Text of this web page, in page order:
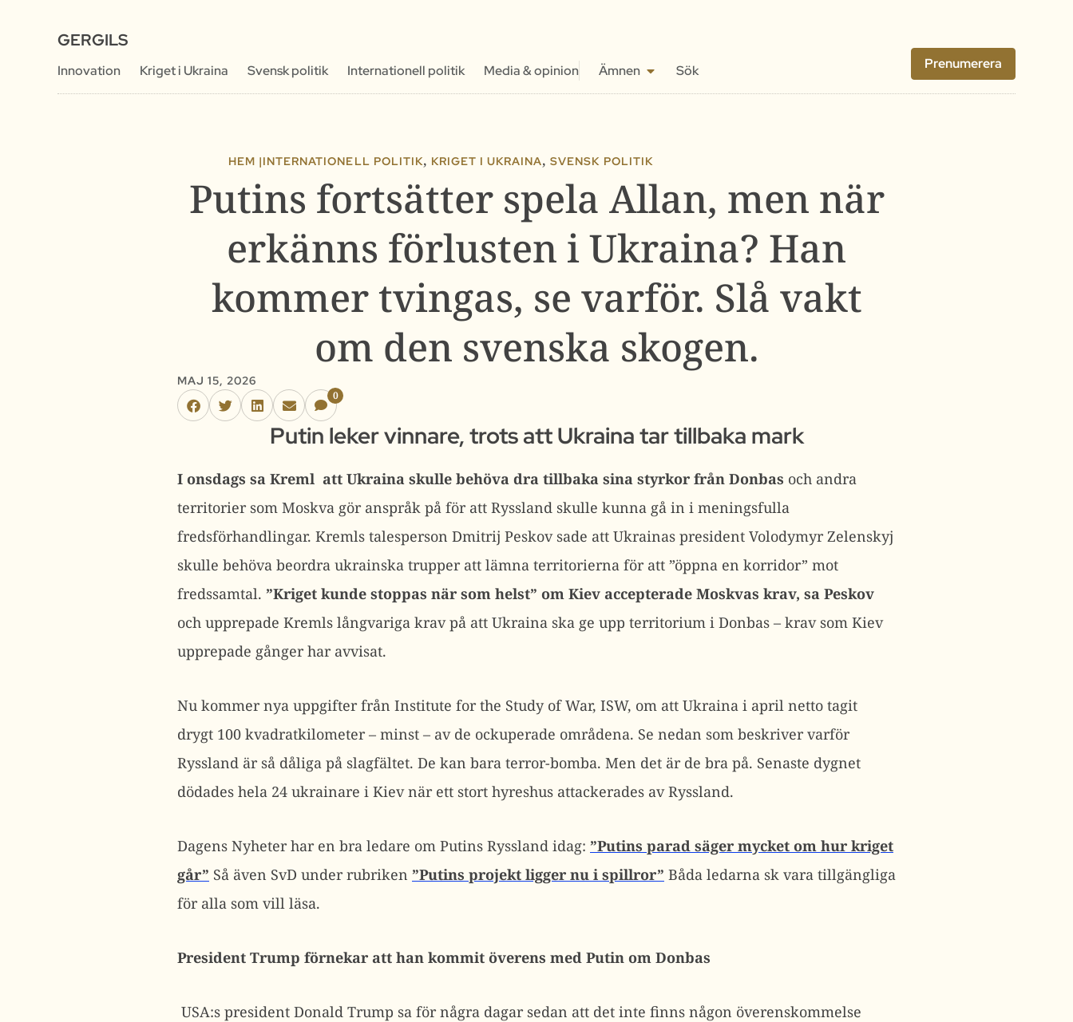
GERGILS
Innovation Kriget i Ukraina Svensk politik Internationell politik Media & opinion Ämnen Sök Prenumerera
HEM |INTERNATIONELL POLITIK, KRIGET I UKRAINA, SVENSK POLITIK
Putins fortsätter spela Allan, men när
erkänns förlusten i Ukraina? Han
kommer tvingas, se varför. Slå vakt
om den svenska skogen.
MAJ 15, 2026
0
Putin leker vinnare, trots att Ukraina tar tillbaka mark
I onsdags sa Kreml att Ukraina skulle behöva dra tillbaka sina styrkor från Donbas och andra
territorier som Moskva gör anspråk på för att Ryssland skulle kunna gå in i meningsfulla
fredsförhandlingar. Kremls talesperson Dmitrij Peskov sade att Ukrainas president Volodymyr Zelenskyj
skulle behöva beordra ukrainska trupper att lämna territorierna för att ”öppna en korridor” mot
fredssamtal. ”Kriget kunde stoppas när som helst” om Kiev accepterade Moskvas krav, sa Peskov
och upprepade Kremls långvariga krav på att Ukraina ska ge upp territorium i Donbas – krav som Kiev
upprepade gånger har avvisat.
Nu kommer nya uppgifter från Institute for the Study of War, ISW, om att Ukraina i april netto tagit
drygt 100 kvadratkilometer – minst – av de ockuperade områdena. Se nedan som beskriver varför
Ryssland är så dåliga på slagfältet. De kan bara terror-bomba. Men det är de bra på. Senaste dygnet
dödades hela 24 ukrainare i Kiev när ett stort hyreshus attackerades av Ryssland.
Dagens Nyheter har en bra ledare om Putins Ryssland idag: ”Putins parad säger mycket om hur kriget
går” Så även SvD under rubriken ”Putins projekt ligger nu i spillror” Båda ledarna sk vara tillgängliga
för alla som vill läsa.
President Trump förnekar att han kommit överens med Putin om Donbas
USA:s president Donald Trump sa för några dagar sedan att det inte finns någon överenskommelse